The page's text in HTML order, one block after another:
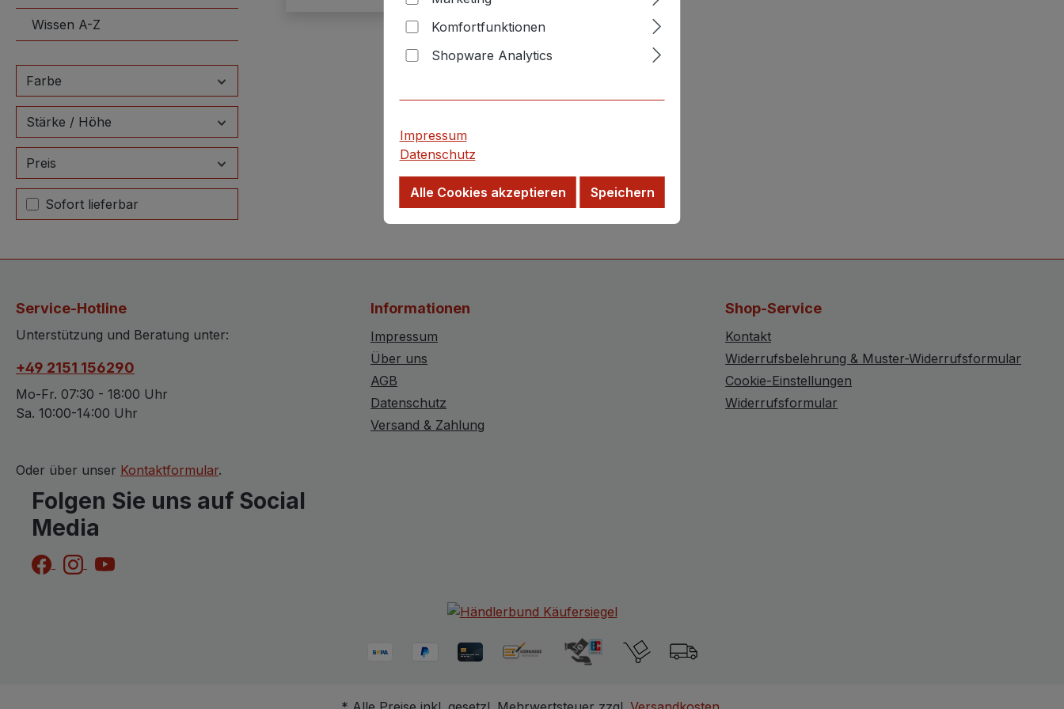
Wissen A-Z
Farbe
Stärke / Höhe
Preis
Sofort lieferbar
Service-Hotline
Unterstützung und Beratung unter:
+49 2151 156290
Mo-Fr. 07:30 - 18:00 Uhr
Sa. 10:00-14:00 Uhr
Oder über unser Kontaktformular.
Folgen Sie uns auf Social
Media
Informationen
Impressum
Über uns
AGB
Datenschutz
Versand & Zahlung
Shop-Service
Kontakt
Widerrufsbelehrung & Muster-Widerrufsformular
Cookie-Einstellungen
Widerrufsformular
Komfortfunktionen
Shopware Analytics
Impressum
Datenschutz
Alle Cookies akzeptieren Speichern